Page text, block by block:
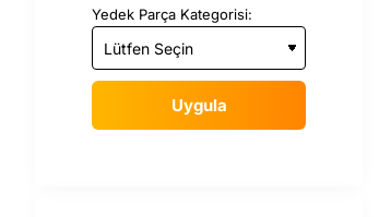
Yedek Parça Kategorisi:
Uygula